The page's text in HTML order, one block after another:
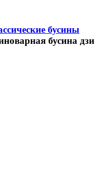
бусины
бусина дзи